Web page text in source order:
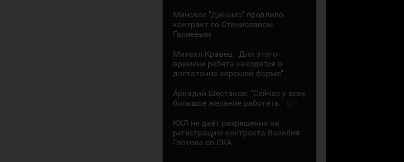
Минское "Динамо" продлило
контракт со Станиславом
Галиевым
Михаил Кравец: "Для этого
времени ребята находятся в
достаточно хорошей форме"
Аркадий Шестаков: "Сейчас у всех
большое желание работать"
КХЛ не даёт разрешения на
регистрацию контракта Василия
Глотова со СКА